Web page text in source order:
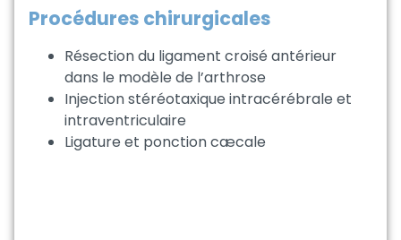
Procédures chirurgicales
Résection du ligament croisé antérieur
dans le modèle de l’arthrose
Injection stéréotaxique intracérébrale et
intraventriculaire
Ligature et ponction cæcale